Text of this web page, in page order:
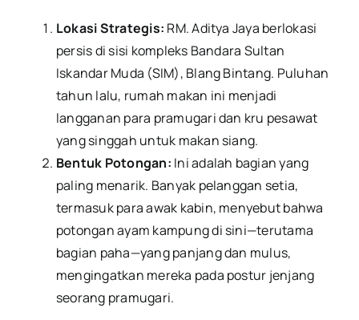
Lokasi Strategis: RM. Aditya Jaya berlokasi
persis di sisi kompleks Bandara Sultan
Iskandar Muda (SIM), Blang Bintang. Puluhan
tahun lalu, rumah makan ini menjadi
langganan para pramugari dan kru pesawat
yang singgah untuk makan siang.
Bentuk Potongan: Ini adalah bagian yang
paling menarik. Banyak pelanggan setia,
termasuk para awak kabin, menyebut bahwa
potongan ayam kampung di sini—terutama
bagian paha—yang panjang dan mulus,
mengingatkan mereka pada postur jenjang
seorang pramugari.